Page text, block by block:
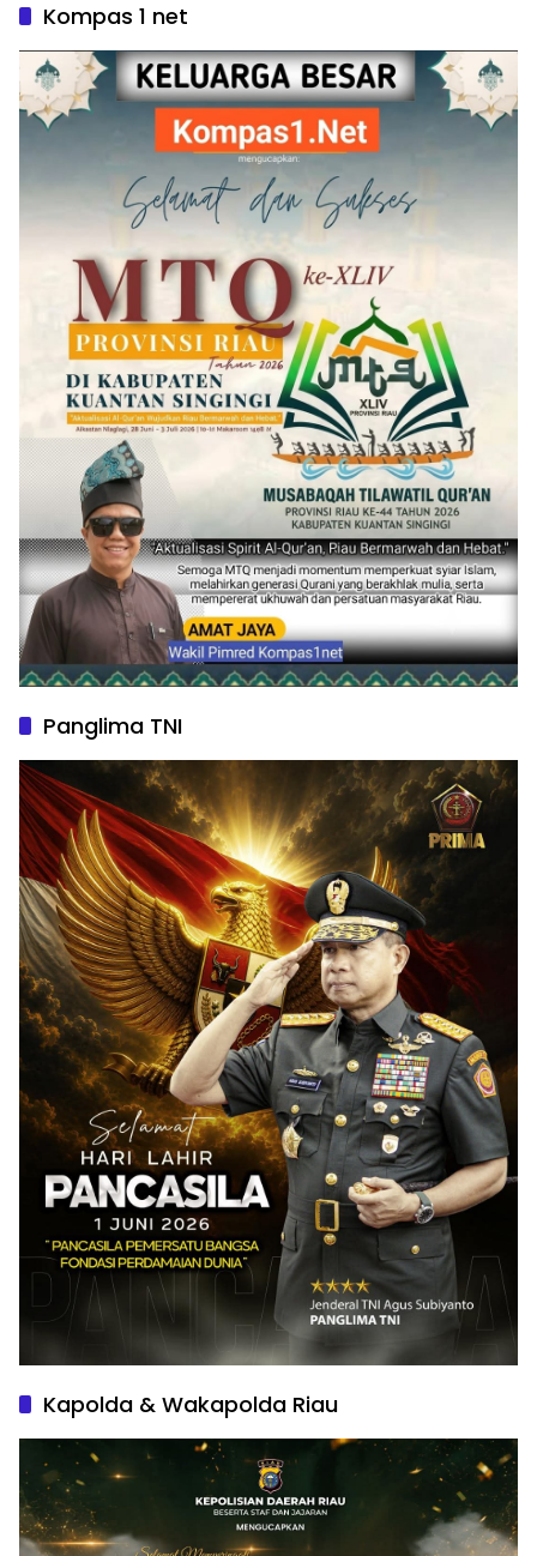
Kompas 1 net
Panglima TNI
Kapolda & Wakapolda Riau